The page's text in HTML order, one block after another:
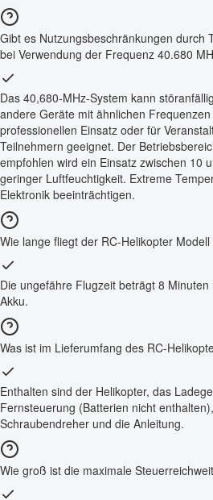
Gibt es Nutzungsbeschränkungen durch
bei Verwendung der Frequenz 40.680
Das 40,680-MHz-System kann
andere Geräte mit ähnlichen
professionellen Einsatz oder für
Teilnehmern geeignet. Der
empfohlen wird ein Einsatz zwischen 10
geringer Luftfeuchtigkeit. Extreme
Elektronik beeinträchtigen.
Wie lange fliegt der RC-Helikopter
Die ungefähre Flugzeit beträgt 8
Akku.
Was ist im Lieferumfang des RC-
Enthalten sind der Helikopter, das
Fernsteuerung (Batterien nicht
Schraubendreher und die Anleitung.
Wie groß ist die maximale